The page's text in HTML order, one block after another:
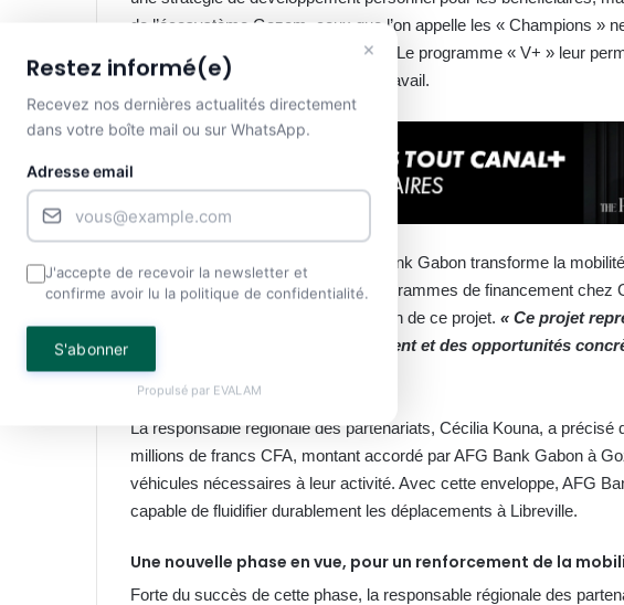
de l’écosystème Gozem, ceux que l’on appelle les « Champions »
des micro-entrepreneurs de la route. Le programme « V+ » leur
de futur propriétaire de leur outil de travail.
En finançant cette transition, AFG Bank Gabon transforme la
A ce propos, le responsable des programmes de financement chez
reconnaissance pour la concrétisation de ce projet. « Ce projet
démarrent, des revenus qui se créent et des opportunités
construire leur avenir ».
La responsable régionale des partenariats, Cécilia Kouna, a précisé
millions de francs CFA, montant accordé par AFG Bank Gabon à
véhicules nécessaires à leur activité. Avec cette enveloppe, AFG
capable de fluidifier durablement les déplacements à Libreville.
Une nouvelle phase en vue, pour un renforcement de la
Forte du succès de cette phase, la responsable régionale des
×
Restez informé(e)
Recevez nos dernières actualités directement
dans votre boîte mail ou sur WhatsApp.
Adresse email
J'accepte de recevoir la newsletter et
confirme avoir lu la politique de confidentialité.
S'abonner
Propulsé par EVALAM